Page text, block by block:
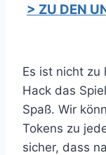
> ZU DEN
Es ist nicht zu
Hack das
Spaß. Wir
Tokens zu
sicher, dass